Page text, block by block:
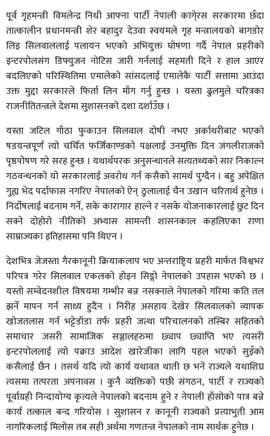
पूर्व गृहमन्त्री विमलेन्द्र निधी आफ्ना पार्टी नेपाली कागे्रस सरकारमा छँदा
तात्कालीन प्रधानमन्त्री शेर बहादुर देउवा स्वयमले गृह मन्त्रालयको बागडोर
लिइ सिलवाललाई पलायन भएको अभियुक्त घोषणा गर्दै नेपाल प्रहरीको
इन्टरपोलसंग डिफ्युजन नोटिस जारी गर्नलाई सहमती दिने र हाल आएर
बदलिएको परिस्थितिमा एमालेको सांसदलाई एमालेकै पार्टी सत्तामा आउंदा
उक्त मुद्दा सरकारले फिर्ता लिन माँग गर्नु हुन्छ । यस्ता ढुलमुले चरित्रका
राजनीतितन्त्रले देशमा सुशासनको दशा दर्शाउँछ ।
यस्ता जटिल गाँठा फुकाउन सिलवाल दोषी नभए अर्काथरीबाट भएको
षडयन्त्रपूर्ण त्यो चर्चित फर्जिकाण्डको पक्षलाई उनमुक्ति दिन जंगलीराजको
पृष्ठपोषण गरे सरह हुन्छ । यथार्थपरक अनुसन्धानले सत्यतथ्यको सार निकाल्न
गठवन्धनको यो सरकारलाई अवरोध गर्न कसैको सामर्थ पुग्दैन । बहु अपेक्षित
गुह्य भेद पर्दाफास नगरिए नेपालको ऐन् ठुलालाई चैन उखान चरितार्थ हुनेछ ।
निर्दोषलाई बदनाम गर्ने, सके कारागार हाल्ने र नसके योजनाकारलाई छुट दिन
सक्ने दोहोरो नीतिको अभ्यास सामन्ती शासनकाल कहलिएका राणा
साम्राज्यका इतिहासमा पनि थिएन ।
देशभित्र जेजस्ता गैरकानूनी क्रियाकलाप भए अन्तराष्ट्रिय प्रहरी मार्फत विश्वभर
परिपत्र गरेर सिलवाल एकलको होइन सिङ्गो नेपालको उपहास भएको छ ।
यस्तो सम्वेदनशील विषयमा गम्भीर बन्न नसक्नाले नेपालको गरिमा कति तल
झर्ने मापन गर्न साध्य हुदैंन । निरीह असहाय देखेर सिलवालको व्यापक
खोजतलास गर्न भट्टेडाँडा तर्फ प्रहरी जत्था परिचालनको तस्बिर सहितको
समाचार जसरी सामाजिक सञ्जालहरुमा छ्याप छ्याप्ति भए त्यसरी
इन्टरपोललाई त्यो पक्राउ आदेश खारेजीका लागि पहल भएको सुइँको
कसैलाई छैन । तसर्थ यदि त्यो कार्य यथावत थाती छ भनें राज्यले यथाशिघ्र
त्यसमा तत्परता अपनावस । कुनै व्यक्तिको पछी संगठन, पार्टी र राज्यको
पूर्वाग्रही निन्दायोग्य कृत्यले नेपालको बदनाम हुने र नेपाली हाँसोको पात्र बन्ने
कार्य तत्काल बन्द गरियोस । सुशासन र कानूनी राज्यको प्रत्याभुती आम
नागरिकलाई मिलोस तब सही अर्थमा गणतन्त्र नेपालको नाम सार्थक हुनेछ ।